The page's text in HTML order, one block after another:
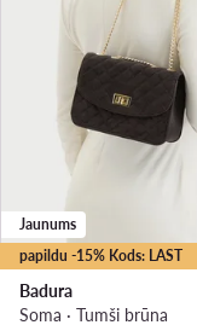
papildu -15% Kods: LAST
Jaunums
Badura
Soma · Tumši brūna